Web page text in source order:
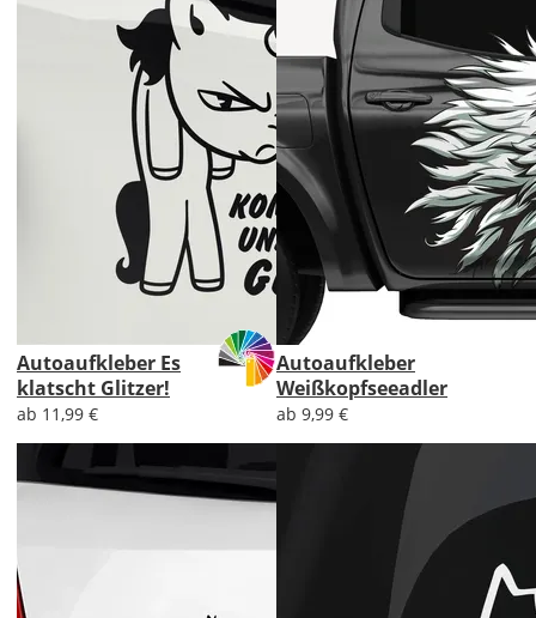
Autoaufkleber Es
klatscht Glitzer!
ab 11,99 €
Autoaufkleber
Weißkopfseeadler
ab 9,99 €